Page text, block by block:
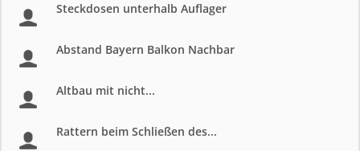
Steckdosen unterhalb Auflager
Abstand Bayern Balkon Nachbar
Altbau mit nicht...
Rattern beim Schließen des...